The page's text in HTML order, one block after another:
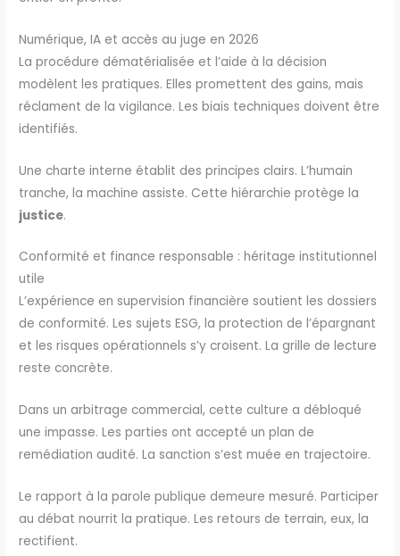
Numérique, IA et accès au juge en 2026
La procédure dématérialisée et l’aide à la décision
modèlent les pratiques. Elles promettent des gains, mais
réclament de la vigilance. Les biais techniques doivent être
identifiés.
Une charte interne établit des principes clairs. L’humain
tranche, la machine assiste. Cette hiérarchie protège la
justice.
Conformité et finance responsable : héritage institutionnel
utile
L’expérience en supervision financière soutient les dossiers
de conformité. Les sujets ESG, la protection de l’épargnant
et les risques opérationnels s’y croisent. La grille de lecture
reste concrète.
Dans un arbitrage commercial, cette culture a débloqué
une impasse. Les parties ont accepté un plan de
remédiation audité. La sanction s’est muée en trajectoire.
Le rapport à la parole publique demeure mesuré. Participer
au débat nourrit la pratique. Les retours de terrain, eux, la
rectifient.